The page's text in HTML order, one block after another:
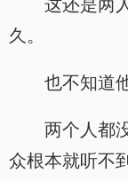
这还是两
久。
也不知道
两个人都
众根本就听不